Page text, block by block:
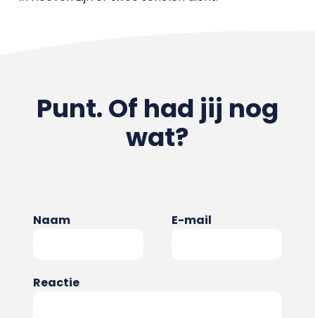
Punt. Of had jij nog
wat?
Naam E-mail
Reactie